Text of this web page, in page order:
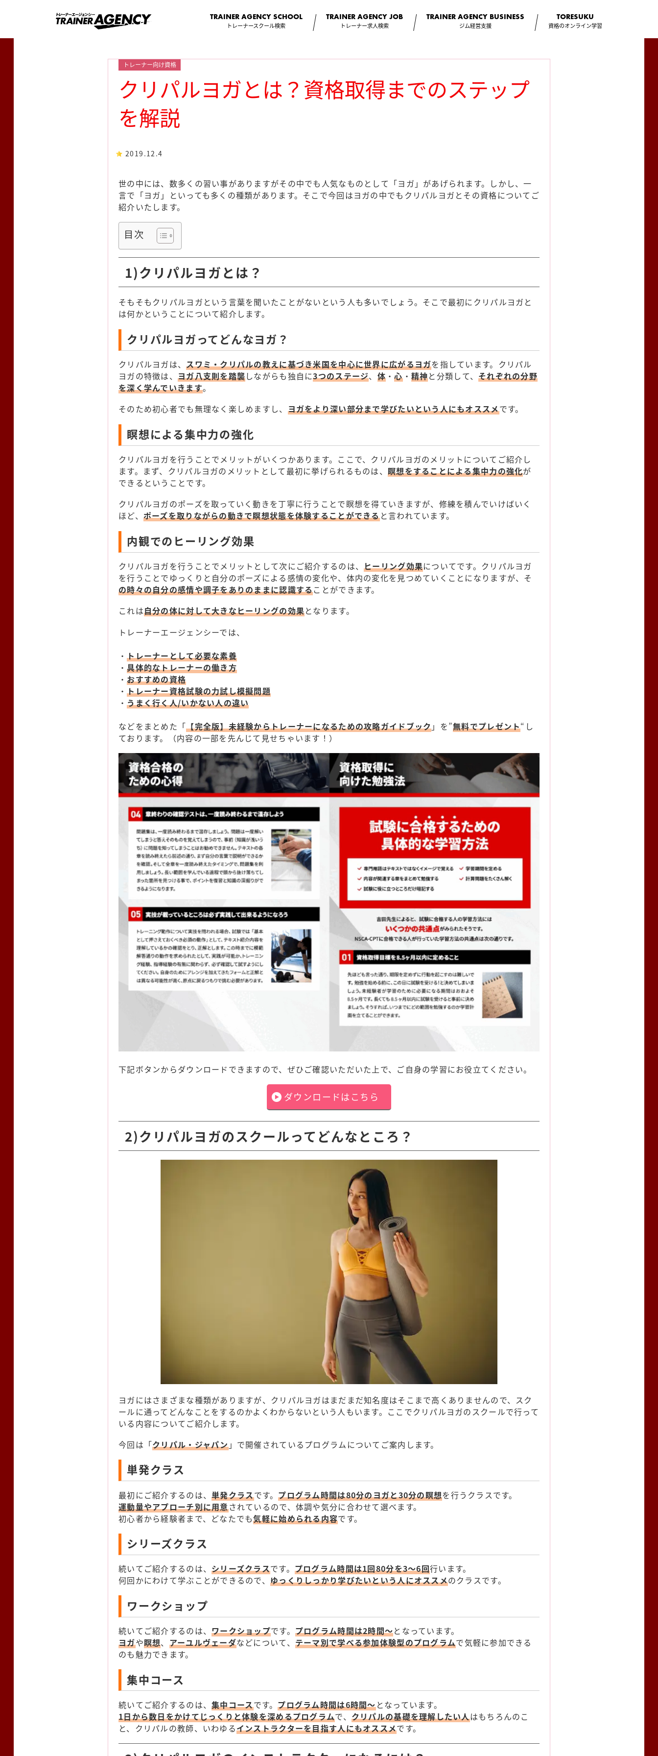
TRAINER AGENCY SCHOOL
トレーナースクール検索
TRAINER AGENCYJOB
トレーナー求人検索
TRAINER AGENCY BUSINESS
ジム経営支援
TORESUKU
資格のオンライン学習
トレーナー向け資格
クリパルヨガとは？資格取得までのステップ
を解説
2019.12.4
世の中には、数多くの習い事がありますがその中でも人気なものとして「ヨガ」があげられます。しかし、一
言で「ヨガ」といっても多くの種類があります。そこで今回はヨガの中でもクリパルヨガとその資格についてご
紹介いたします。
目次
1)クリパルヨガとは？
そもそもクリパルヨガという言葉を聞いたことがないという人も多いでしょう。そこで最初にクリパルヨガと
は何かということについて紹介します。
クリパルヨガってどんなヨガ？
クリパルヨガは、スワミ・クリパルの教えに基づき米国を中心に世界に広がるヨガを指しています。クリパル
ヨガの特徴は、 ヨガ八支則を踏襲しながらも独自に3つのステージ、 体 ・心・ 精神と分類して、それぞれの分野
を深く学んでいきます。
そのため初心者でも無理なく楽しめますし、 ヨガをより深い部分まで学びたいという人にもオススメです。
瞑想による集中力の強化
クリパルヨガを行うことでメリットがいくつかあります。ここで、クリパルヨガのメリットについてご紹介し
ます。まず、クリパルヨガのメリットとして最初に挙げられるものは、 瞑想をすることによる集中力の強化が
できるということです。
クリパルヨガのポーズを取っていく動きを丁寧に行うことで瞑想を得ていきますが、修練を積んでいけばいく
ほど、 ポーズを取りながらの動きで瞑想状態を体験することができると言われています。
内観でのヒーリング効果
クリパルヨガを行うことでメリットとして次にご紹介するのは、ヒーリング効果についてです。クリパルヨガ
を行うことでゆっくりと自分のポーズによる感情の変化や、体内の変化を見つめていくことになりますが、そ
の時々の自分の感情や調子をありのままに認識することができます。
これは自分の体に対して大きなヒーリングの効果となります。
トレーナーエージェンシーでは、
・トレーナーとして必要な素養
・具体的なトレーナーの働き方
・おすすめの資格
・トレーナー資格試験の力試し模擬問題
・うまく行く人/いかない人の違い
などをまとめた「【完全版】未経験からトレーナーになるための攻略ガイドブック」を”無料でプレゼント“し
ております。（内容の一部を先んじて見せちゃいます！）
下記ボタンからダウンロードできますので、ぜひご確認いただいた上で、ご自身の学習にお役立てください。
ダウンロードはこちら
2)クリパルヨガのスクールってどんなところ？
ヨガにはさまざまな種類がありますが、クリパルヨガはまだまだ知名度はそこまで高くありませんので、スク
ールに通ってどんなことをするのかよくわからないという人もいます。ここでクリパルヨガのスクールで行って
いる内容についてご紹介します。
今回は「クリパル・ジャパン」で開催されているプログラムについてご案内します。
単発クラス
最初にご紹介するのは、単発クラスです。プログラム時間は80分のヨガと30分の瞑想を行うクラスです。
運動量やアプローチ別に用意されているので、体調や気分に合わせて選べます。
初心者から経験者まで、どなたでも気軽に始められる内容です。
シリーズクラス
続いてご紹介するのは、シリーズクラスです。 プログラム時間は1回80分を3～6回行います。
何回かにわけて学ぶことができるので、ゆっくりしっかり学びたいという人にオススメのクラスです。
ワークショップ
続いてご紹介するのは、ワークショップです。 プログラム時間は2時間～となっています。
ヨガや瞑想、 アーユルヴェーダなどについて、 テーマ別で学べる参加体験型のプログラムで気軽に参加できる
のも魅力できます。
集中コース
続いてご紹介するのは、集中コースです。プログラム時間は6時間～となっています。
1日から数日をかけてじっくりと体験を深めるプログラムで、 クリパルの基礎を理解したい人はもちろんのこ
と、クリパルの教師、いわゆるインストラクターを目指す人にもオススメです。